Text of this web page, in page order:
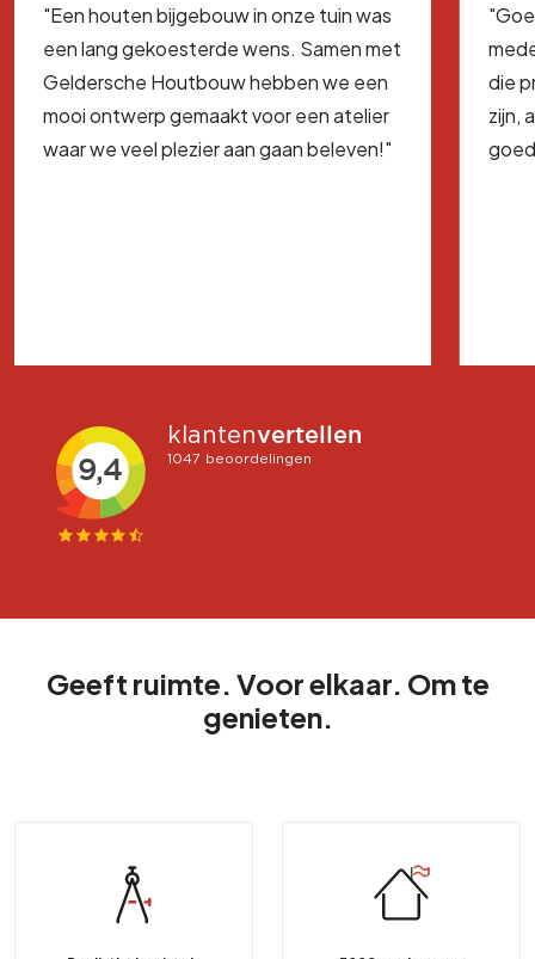
"Een houten bijgebouw in onze tuin was
een lang gekoesterde wens. Samen met
Geldersche Houtbouw hebben we een
mooi ontwerp gemaakt voor een atelier
waar we veel plezier aan gaan beleven!"
die
zijn,
Geeft ruimte. Voor elkaar. Om te
genieten.